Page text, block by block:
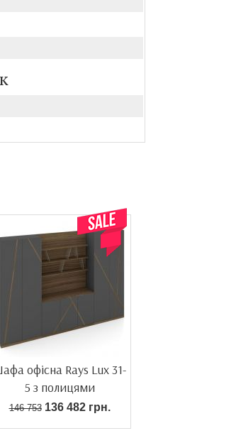
офісна Rays Lux 31-
5 з полицями
146 753136 482 грн.